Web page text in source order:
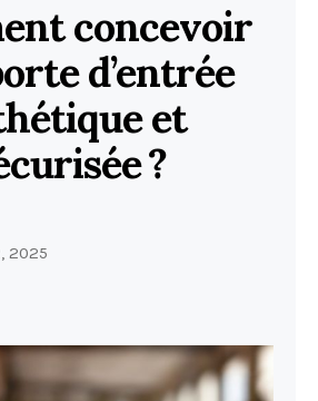
concevoir
d’entrée
et
?
2025